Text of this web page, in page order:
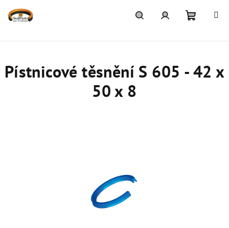
Pístnicové těsnění S 605 - 42 x
50 x 8